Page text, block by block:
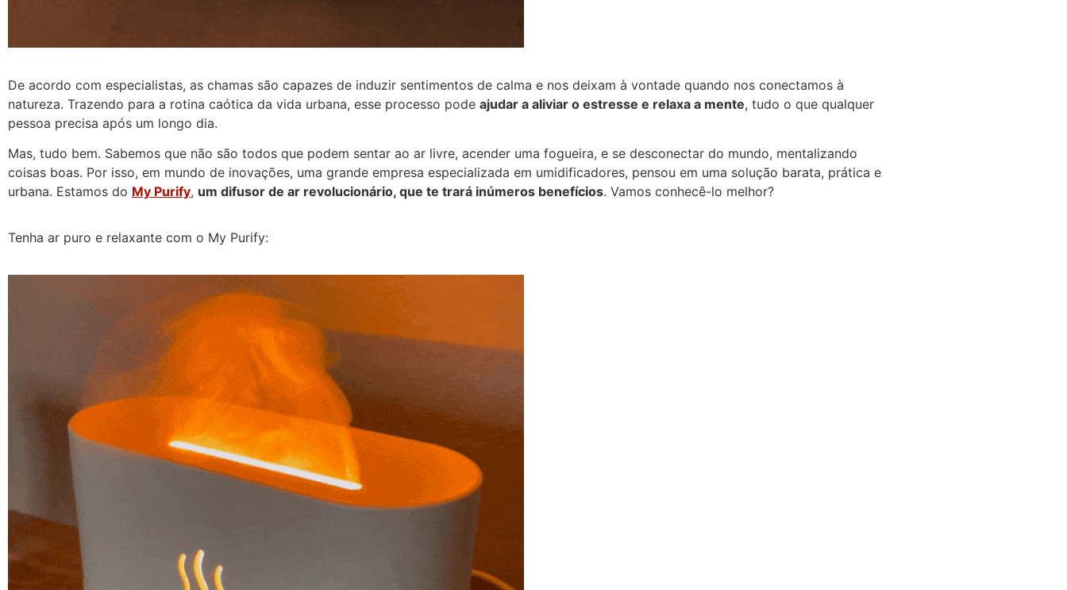
De acordo com especialistas, as chamas são capazes de induzir sentimentos de calma e nos deixam à vontade quando nos conectamos à
natureza. Trazendo para a rotina caótica da vida urbana, esse processo pode ajudar a aliviar o estresse e relaxa a mente, tudo o que qualquer
pessoa precisa após um longo dia.
Mas, tudo bem. Sabemos que não são todos que podem sentar ao ar livre, acender uma fogueira, e se desconectar do mundo, mentalizando
coisas boas. Por isso, em mundo de inovações, uma grande empresa especializada em umidificadores, pensou em uma solução barata, prática e
urbana. Estamos do My Purify, um difusor de ar revolucionário, que te trará inúmeros benefícios. Vamos conhecê-lo melhor?
Tenha ar puro e relaxante com o My Purify: